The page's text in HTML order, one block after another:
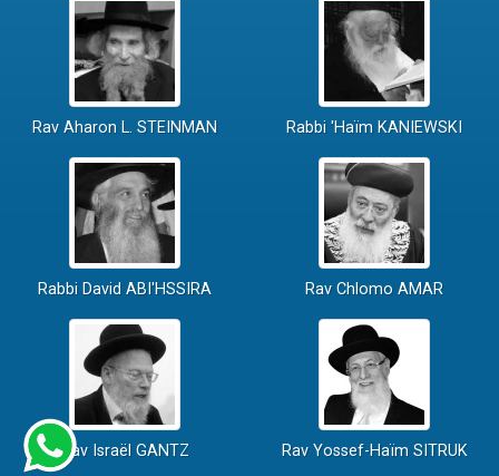
Rav Aharon L. STEINMAN Rabbi 'Haïm KANIEWSKI
Rabbi David ABI'HSSIRA Rav Chlomo AMAR
Rav Israël GANTZ Rav Yossef-Haïm SITRUK